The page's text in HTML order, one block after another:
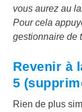
vous aurez au
Pour cela
gestionnaire de
Revenir à
5
Rien de plus